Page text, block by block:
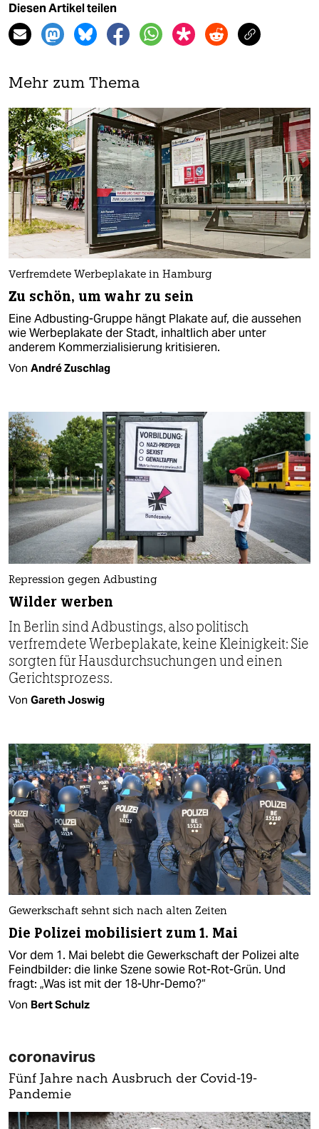
Diesen Artikel teilen
Mehr zum Thema
Verfremdete Werbeplakate in Hamburg
Zu schön, um wahr zu sein
Eine Adbusting-Gruppe hängt Plakate auf, die aussehen
wie Werbeplakate der Stadt, inhaltlich aber unter
anderem Kommerzialisierung kritisieren.
Von André Zuschlag
Repression gegen Adbusting
Wilder werben
In Berlin sind Adbustings, also politisch
verfremdete Werbeplakate, keine Kleinigkeit: Sie
sorgten für Hausdurch­suchungen und einen
Gerichtsprozess.
Von Gareth Joswig
Gewerkschaft sehnt sich nach alten Zeiten
Die Polizei mobilisiert zum 1. Mai
Vor dem 1. Mai belebt die Gewerkschaft der Polizei alte
Feindbilder: die linke Szene sowie Rot-Rot-Grün. Und
fragt: „Was ist mit der 18-Uhr-Demo?“
Von Bert Schulz
coronavirus
Fünf Jahre nach Ausbruch der Covid-19-
Pandemie